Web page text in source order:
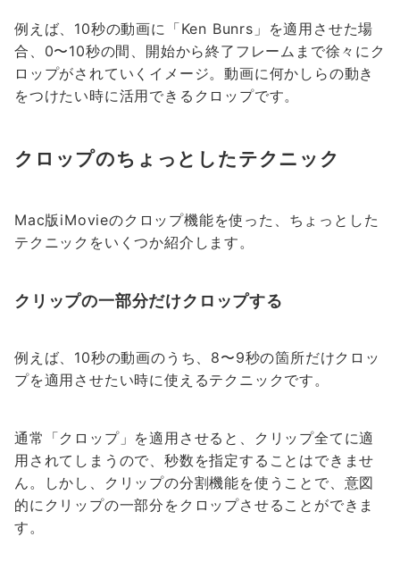
例えば、10秒の動画に「Ken Bunrs」を適用させた場
合、0〜10秒の間、開始から終了フレームまで徐々にク
ロップがされていくイメージ。動画に何かしらの動き
をつけたい時に活用できるクロップです。
クロップのちょっとしたテクニック
Mac版iMovieのクロップ機能を使った、ちょっとした
テクニックをいくつか紹介します。
クリップの一部分だけクロップする
例えば、10秒の動画のうち、8〜9秒の箇所だけクロッ
プを適用させたい時に使えるテクニックです。
通常「クロップ」を適用させると、クリップ全てに適
用されてしまうので、秒数を指定することはできませ
ん。しかし、クリップの分割機能を使うことで、意図
的にクリップの一部分をクロップさせることができま
す。